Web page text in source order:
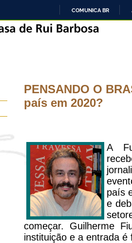
COMUNICA BR
PENSANDO O
país em 2020?
A
país
e
começar. Guilherme
instituição e a entrada é